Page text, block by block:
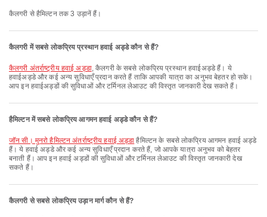
कैलगरी से हैमिल्टन तक 3 उड़ानें हैं।
कैलगरी में सबसे लोकप्रिय प्रस्थान हवाई अड्डे कौन से हैं?
कैलगरी अंतर्राष्ट्रीय हवाई अड्डा, कैलगरी के सबसे लोकप्रिय प्रस्थान हवाईअड्डे हैं। ये
हवाईअड्डे और कई अन्य सुविधाएँ प्रदान करते हैं ताकि आपकी यात्रा का अनुभव बेहतर हो सके।
आप इन हवाईअड्डों की सुविधाओं और टर्मिनल लेआउट की विस्तृत जानकारी देख सकते हैं।
हैमिल्टन में सबसे लोकप्रिय आगमन हवाई अड्डे कौन से हैं?
जॉन सी। मुनरो हैमिल्टन अंतर्राष्ट्रीय हवाई अड्डा हैमिल्टन के सबसे लोकप्रिय आगमन हवाई अड्डे
हैं। ये हवाई अड्डे और कई अन्य सुविधाएँ प्रदान करते हैं, जो आपके यात्रा अनुभव को बेहतर
बनाती हैं। आप इन हवाई अड्डों की सुविधाओं और टर्मिनल लेआउट की विस्तृत जानकारी देख
सकते हैं।
कैलगरी से सबसे लोकप्रिय उड़ान मार्ग कौन से हैं?